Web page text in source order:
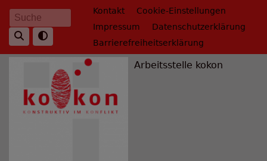
Direkt
zum
Inhalt
Suche Fußbereichsmenü
Kontakt
Cookie-Einstellungen
Impressum
Datenschutzerklärung
Barrierefreiheitserklärung
Arbeitsstelle kokon